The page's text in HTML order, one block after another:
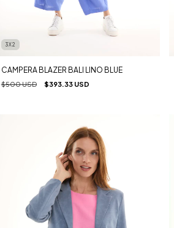
3X2
CAMPERA BLAZER BALI LINO BLUE
$500 USD $393.33 USD